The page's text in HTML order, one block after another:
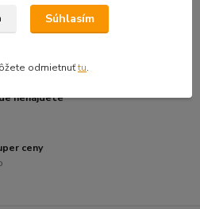
nenájdete
ceny
Súhlasím
odmietnuťtu.